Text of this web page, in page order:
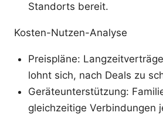
Standorts bereit.
Kosten-Nutzen-Analyse
Preispläne:
lohnt sich, nach Deals zu
Geräteunterstützung:
gleichzeitige Verbindungen